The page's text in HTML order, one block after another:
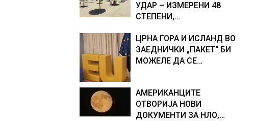
УДАР – ИЗМЕРЕНИ 48
СТЕПЕНИ,
НАЈАВИЈА НОВИ
ПРОГНОЗИ ЗА СРЕДИНАТА
НА АВГУСТ
ЦРНА ГОРА И ИСЛАНД ВО
ЗАЕДНИЧКИ „ПАКЕТ“ БИ
МОЖЕЛЕ ДА СЕ
АМЕРИКАНЦИТЕ
ОТВОРИЈА НОВИ
ДОКУМЕНТИ ЗА НЛО,